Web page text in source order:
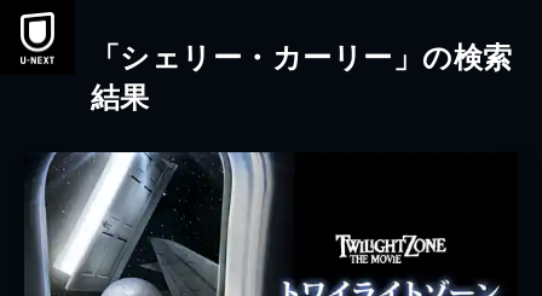
本文へスキップ
「シェリー・カーリー」の検索
結果